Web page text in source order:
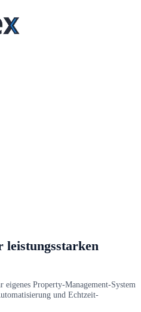
Property-Management-System
und Echtzeit-